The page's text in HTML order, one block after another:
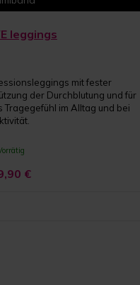
leggings
mit fester
der Durchblutung und für
im Alltag und bei
€